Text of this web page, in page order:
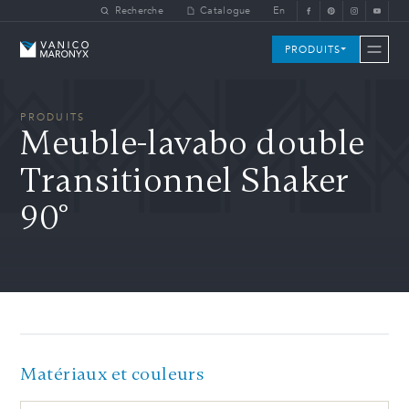
Skip to main contentRecherche Catalogue En
Vanico-Maronyx PRODUITS
PRODUITS
Meuble-lavabo double
Transitionnel Shaker
90°
Matériaux et couleurs